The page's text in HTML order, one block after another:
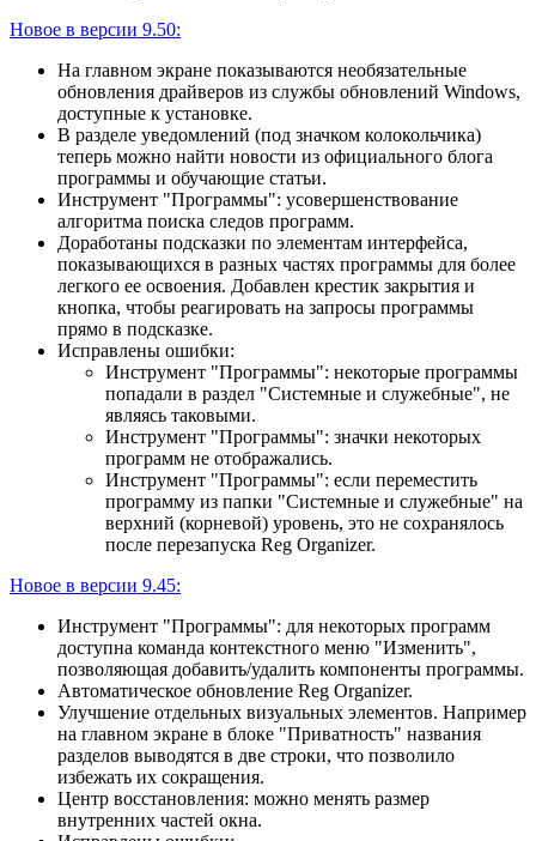
Новое в версии 9.50:
На главном экране показываются необязательные
обновления драйверов из службы обновлений Windows,
доступные к установке.
В разделе уведомлений (под значком колокольчика)
теперь можно найти новости из официального блога
программы и обучающие статьи.
Инструмент "Программы": усовершенствование
алгоритма поиска следов программ.
Доработаны подсказки по элементам интерфейса,
показывающихся в разных частях программы для более
легкого ее освоения. Добавлен крестик закрытия и
кнопка, чтобы реагировать на запросы программы
прямо в подсказке.
Исправлены ошибки:
Инструмент "Программы": некоторые программы
попадали в раздел "Системные и служебные", не
являясь таковыми.
Инструмент "Программы": значки некоторых
программ не отображались.
Инструмент "Программы": если переместить
программу из папки "Системные и служебные" на
верхний (корневой) уровень, это не сохранялось
после перезапуска Reg Organizer.
Новое в версии 9.45:
Инструмент "Программы": для некоторых программ
доступна команда контекстного меню "Изменить",
позволяющая добавить/удалить компоненты программы.
Автоматическое обновление Reg Organizer.
Улучшение отдельных визуальных элементов. Например
на главном экране в блоке "Приватность" названия
разделов выводятся в две строки, что позволило
избежать их сокращения.
Центр восстановления: можно менять размер
внутренних частей окна.